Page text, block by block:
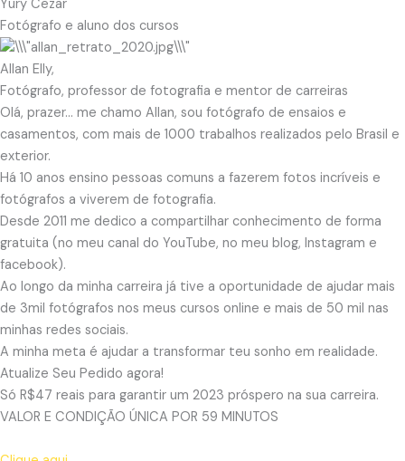
Yury Cezar
Fotógrafo e aluno dos cursos
Allan Elly,
Fotógrafo, professor de fotografia e mentor de carreiras
Olá, prazer… me chamo Allan, sou fotógrafo de ensaios e
casamentos, com mais de 1000 trabalhos realizados pelo Brasil e
exterior.
Há 10 anos ensino pessoas comuns a fazerem fotos incríveis e
fotógrafos a viverem de fotografia.
Desde 2011 me dedico a compartilhar conhecimento de forma
gratuita (no meu canal do YouTube, no meu blog, Instagram e
facebook).
Ao longo da minha carreira já tive a oportunidade de ajudar mais
de 3mil fotógrafos nos meus cursos online e mais de 50 mil nas
minhas redes sociais.
A minha meta é ajudar a transformar teu sonho em realidade.
Atualize Seu Pedido agora!
Só R$47 reais para garantir um 2023 próspero na sua carreira.
VALOR E CONDIÇÃO ÚNICA POR 59 MINUTOS